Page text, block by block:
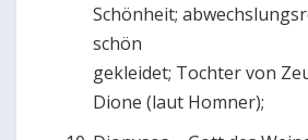
Schönheit;
schön
gekleidet; Tochter von
Dione (laut Homner);